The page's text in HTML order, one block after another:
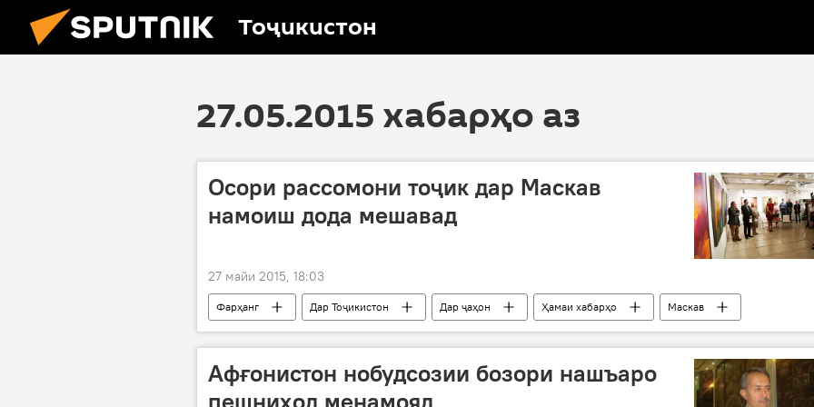
Тоҷикистон
27.05.2015 хабарҳо аз
Осори рассомони тоҷик дар Маскав
намоиш дода мешавад
27 майи 2015, 18:03
Фарҳанг Дар Тоҷикистон Дар ҷаҳон Ҳамаи хабарҳо
Маскав
Юлия Вербитская
"Зодагони авангарди Русия дар Тоҷикистон"
КИНО
Афғонистон нобудсозии бозори нашъаро